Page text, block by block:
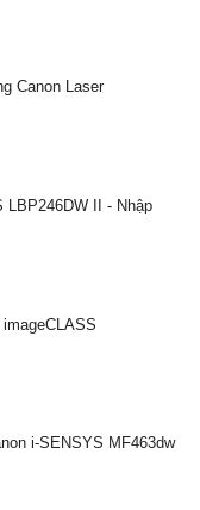
Canon Laser
LBP246DW II - Nhập
i-SENSYS MF463dw